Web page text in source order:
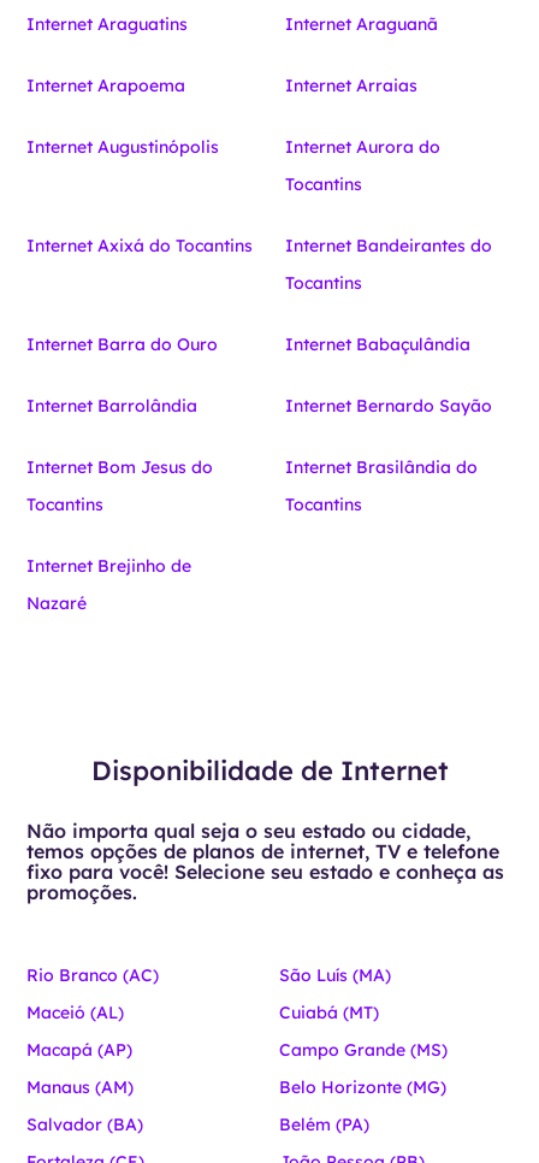
Internet Araguatins Internet Araguanã
Internet Arapoema Internet Arraias
Internet Augustinópolis
Internet Aurora do
Tocantins
Internet Axixá do Tocantins
Internet Bandeirantes do
Tocantins
Internet Barra do Ouro Internet Babaçulândia
Internet Barrolândia Internet Bernardo Sayão
Internet Bom Jesus do
Tocantins
Internet Brasilândia do
Tocantins
Internet Brejinho de
Nazaré
Disponibilidade de Internet
Não importa qual seja o seu estado ou cidade,
temos opções de planos de internet, TV e telefone
fixo para você! Selecione seu estado e conheça as
promoções.
Rio Branco (AC)
Maceió (AL)
Macapá (AP)
Manaus (AM)
Salvador (BA)
São Luís (MA)
Cuiabá (MT)
Campo Grande (MS)
Belo Horizonte (MG)
Belém (PA)